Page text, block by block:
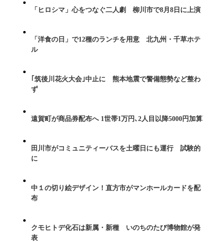
「ヒロシマ」心をつなぐ二人劇 柳川市で8月8日に上演
「洋食の日」で12種のランチを用意 北九州・千草ホテ
ル
｢筑後川花火大会｣中止に 熊本地震で警備態勢など整わ
ず
遠賀町が商品券配布へ 1世帯1万円､2人目以降5000円加算
田川市がコミュニティーバスを土曜日にも運行 試験的
に
中１の切り絵デザイン！直方市がマンホールカードを配
布
クモヒトデ化石は新属・新種 いのちのたび博物館が発
表